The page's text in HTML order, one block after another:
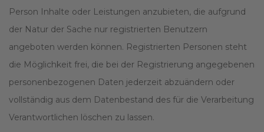
Person Inhalte oder Leistungen anzubieten, die aufgrund
der Natur der Sache nur registrierten Benutzern
angeboten werden können. Registrierten Personen steht
die Möglichkeit frei, die bei der Registrierung angegebenen
personenbezogenen Daten jederzeit abzuändern oder
vollständig aus dem Datenbestand des für die Verarbeitung
Verantwortlichen löschen zu lassen.